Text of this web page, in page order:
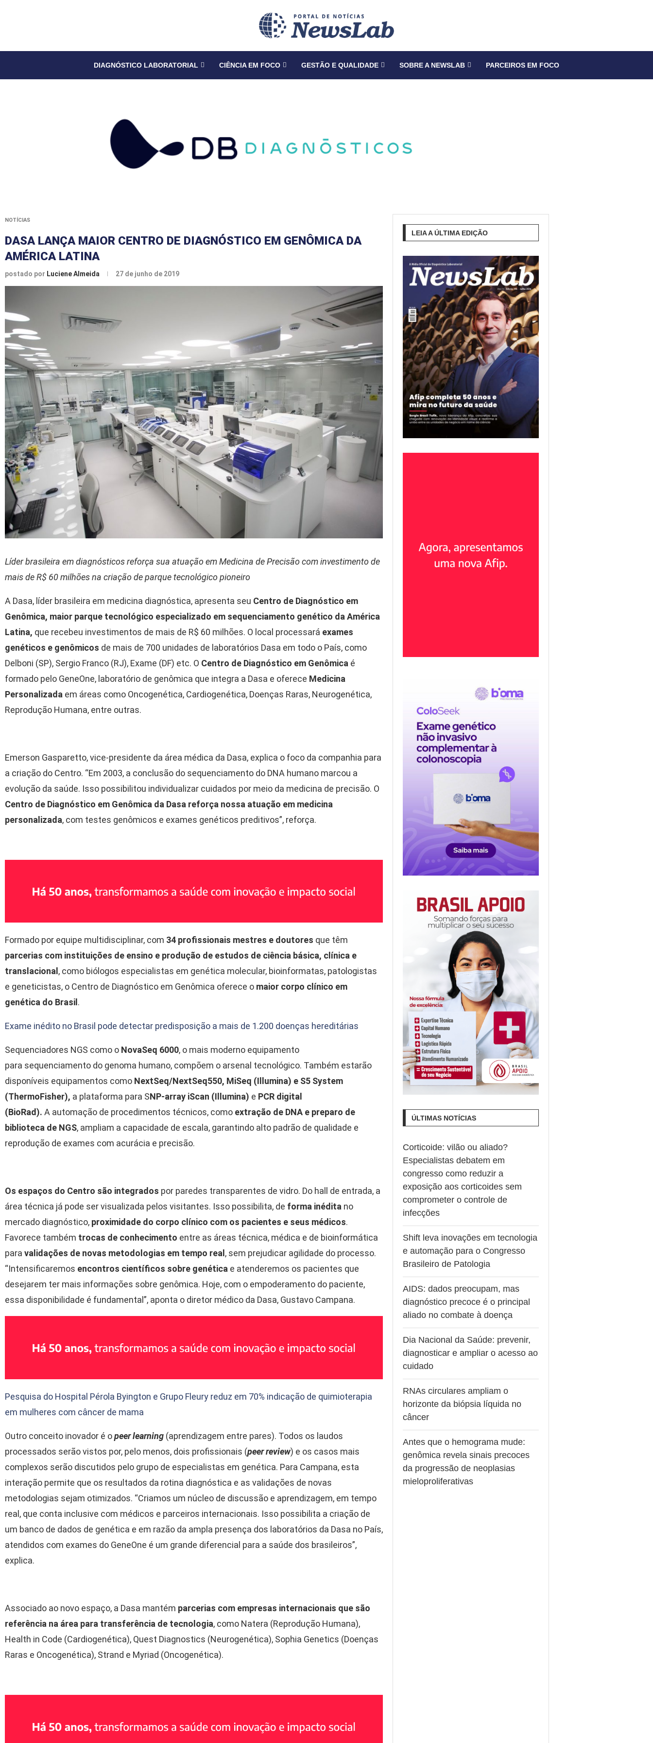
DIAGNÓSTICO LABORATORIAL CIÊNCIA EM FOCO GESTÃO E QUALIDADE SOBRE A NEWSLAB PARCEIROS EM FOCO
NOTÍCIAS
DASA LANÇA MAIOR CENTRO DE DIAGNÓSTICO EM GENÔMICA DA
AMÉRICA LATINA
postado por Luciene Almeida 27 de junho de 2019
Líder brasileira em diagnósticos reforça sua atuação em Medicina de Precisão com investimento de
mais de R$ 60 milhões na criação de parque tecnológico pioneiro
A Dasa, líder brasileira em medicina diagnóstica, apresenta seu Centro de Diagnóstico em
Genômica, maior parque tecnológico especializado em sequenciamento genético da América
Latina, que recebeu investimentos de mais de R$ 60 milhões. O local processará exames
genéticos e genômicos de mais de 700 unidades de laboratórios Dasa em todo o País, como
Delboni (SP), Sergio Franco (RJ), Exame (DF) etc. O Centro de Diagnóstico em Genômica é
formado pelo GeneOne, laboratório de genômica que integra a Dasa e oferece Medicina
Personalizada em áreas como Oncogenética, Cardiogenética, Doenças Raras, Neurogenética,
Reprodução Humana, entre outras.
Emerson Gasparetto, vice-presidente da área médica da Dasa, explica o foco da companhia para
a criação do Centro. “Em 2003, a conclusão do sequenciamento do DNA humano marcou a
evolução da saúde. Isso possibilitou individualizar cuidados por meio da medicina de precisão. O
Centro de Diagnóstico em Genômica da Dasa reforça nossa atuação em medicina
personalizada, com testes genômicos e exames genéticos preditivos”, reforça.
Formado por equipe multidisciplinar, com 34 profissionais mestres e doutores que têm
parcerias com instituições de ensino e produção de estudos de ciência básica, clínica e
translacional , como biólogos especialistas em genética molecular, bioinformatas, patologistas
e geneticistas, o Centro de Diagnóstico em Genômica oferece o maior corpo clínico em
genética do Brasil .
Exame inédito no Brasil pode detectar predisposição a mais de 1.200 doenças hereditárias
Sequenciadores NGS como o NovaSeq 6000, o mais moderno equipamento
para sequenciamento do genoma humano, compõem o arsenal tecnológico. Também estarão
disponíveis equipamentos como NextSeq/NextSeq550, MiSeq (Illumina) e S5 System
(ThermoFisher), a plataforma para SNP-array iScan (Illumina) e PCR digital
(BioRad). A automação de procedimentos técnicos, como extração de DNA e preparo de
biblioteca de NGS, ampliam a capacidade de escala, garantindo alto padrão de qualidade e
reprodução de exames com acurácia e precisão.
Os espaços do Centro são integrados por paredes transparentes de vidro. Do hall de entrada, a
área técnica já pode ser visualizada pelos visitantes. Isso possibilita, de forma inédita no
mercado diagnóstico, proximidade do corpo clínico com os pacientes e seus médicos.
Favorece também trocas de conhecimento entre as áreas técnica, médica e de bioinformática
para validações de novas metodologias em tempo real , sem prejudicar agilidade do processo.
“Intensificaremos encontros científicos sobre genética e atenderemos os pacientes que
desejarem ter mais informações sobre genômica. Hoje, com o empoderamento do paciente,
essa disponibilidade é fundamental”, aponta o diretor médico da Dasa, Gustavo Campana.
Pesquisa do Hospital Pérola Byington e Grupo Fleury reduz em 70% indicação de quimioterapia
em mulheres com câncer de mama
Outro conceito inovador é opeer learning (aprendizagem entre pares). Todos os laudos
processados serão vistos por, pelo menos, dois profissionais (peer review) e os casos mais
complexos serão discutidos pelo grupo de especialistas em genética. Para Campana, esta
interação permite que os resultados da rotina diagnóstica e as validações de novas
metodologias sejam otimizados. “Criamos um núcleo de discussão e aprendizagem, em tempo
real, que conta inclusive com médicos e parceiros internacionais. Isso possibilita a criação de
um banco de dados de genética e em razão da ampla presença dos laboratórios da Dasa no País,
atendidos com exames do GeneOne é um grande diferencial para a saúde dos brasileiros”,
explica.
Associado ao novo espaço, a Dasa mantém parcerias com empresas internacionais que são
referência na área para transferência de tecnologia, como Natera (Reprodução Humana),
Health in Code (Cardiogenética), Quest Diagnostics (Neurogenética), Sophia Genetics (Doenças
Raras e Oncogenética), Strand e Myriad (Oncogenética).
LEIA A ÚLTIMA EDIÇÃO
ÚLTIMAS NOTÍCIAS
Corticoide: vilão ou aliado?
Especialistas debatem em
congresso como reduzir a
exposição aos corticoides sem
comprometer o controle de
infecções
Shift leva inovações em tecnologia
e automação para o Congresso
Brasileiro de Patologia
AIDS: dados preocupam, mas
diagnóstico precoce é o principal
aliado no combate à doença
Dia Nacional da Saúde: prevenir,
diagnosticar e ampliar o acesso ao
cuidado
RNAs circulares ampliam o
horizonte da biópsia líquida no
câncer
Antes que o hemograma mude:
genômica revela sinais precoces
da progressão de neoplasias
mieloproliferativas